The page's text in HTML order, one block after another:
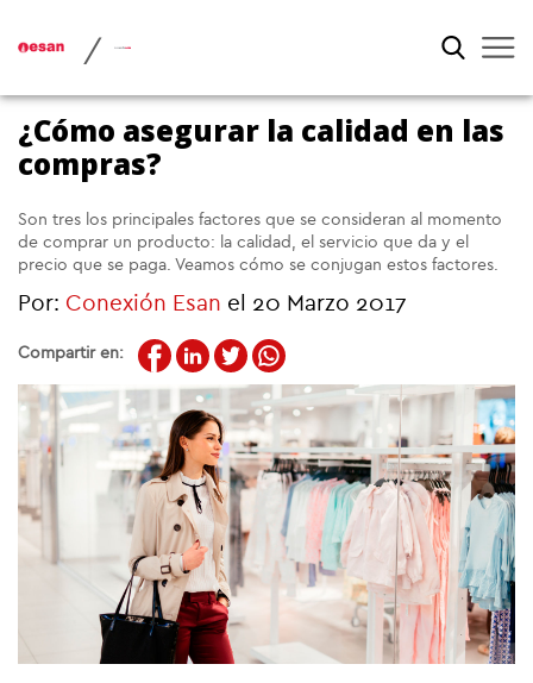
/
¿Cómo asegurar la calidad en las
compras?
Son tres los principales factores que se consideran al momento
de comprar un producto: la calidad, el servicio que da y el
precio que se paga. Veamos cómo se conjugan estos factores.
Por: Conexión Esan el 20 Marzo 2017
Compartir en: